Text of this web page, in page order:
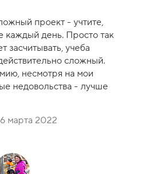
проект - учтите,
каждый день. Просто так
засчитывать, учеба
сложный.
несмотря на мои
недовольства - лучше
марта 2022